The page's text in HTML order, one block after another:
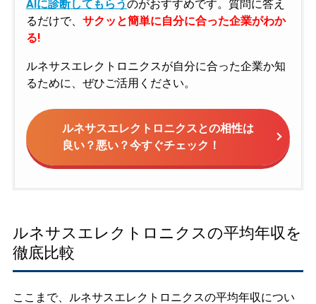
AIに診断してもらうのがおすすめです。質問に答え
るだけで、 サクッと簡単に自分に合った企業がわか
る!
ルネサスエレクトロニクスが自分に合った企業か知
るために、ぜひご活用ください。
ルネサスエレクトロニクスとの相性は
良い？悪い？今すぐチェック！
ルネサスエレクトロニクスの平均年収を
徹底比較
ここまで、ルネサスエレクトロニクスの平均年収につい